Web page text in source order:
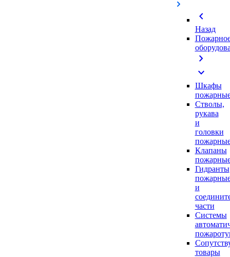
chevron_left
Назад
chevron_right
expand_more
Шкафы
Стволы,
рукава
и
головки
Клапаны
Гидранты
и
части
Системы
товары